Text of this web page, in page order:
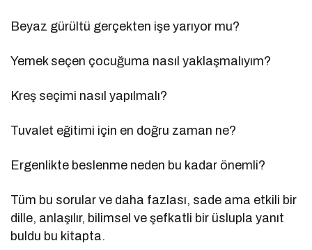
Beyaz gürültü gerçekten işe yarıyor mu?
Yemek seçen çocuğuma nasıl yaklaşmalıyım?
Kreş seçimi nasıl yapılmalı?
Tuvalet eğitimi için en doğru zaman ne?
Ergenlikte beslenme neden bu kadar önemli?
Tüm bu sorular ve daha fazlası, sade ama etkili bir
dille, anlaşılır, bilimsel ve şefkatli bir üslupla yanıt
buldu bu kitapta.